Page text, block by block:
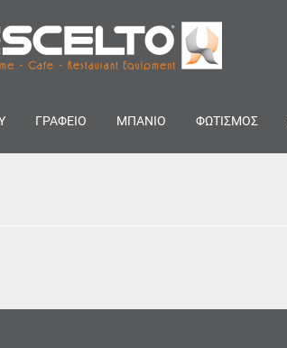
ΓΡΑΦΕΙΟ ΜΠΑΝΙΟ ΦΩΤΙΣΜΟΣ